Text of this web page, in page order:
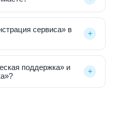
сервиса» в
+
поддержка» и
+